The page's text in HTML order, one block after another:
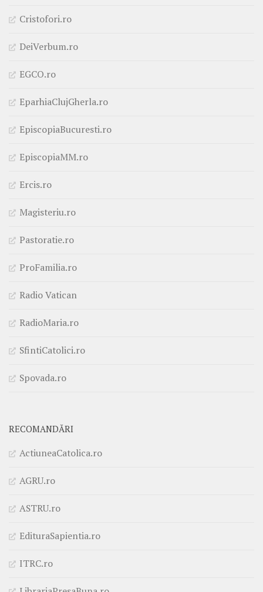
Cristofori.ro
DeiVerbum.ro
EGCO.ro
EparhiaClujGherla.ro
EpiscopiaBucuresti.ro
EpiscopiaMM.ro
Ercis.ro
Magisteriu.ro
Pastoratie.ro
ProFamilia.ro
Radio Vatican
RadioMaria.ro
SfintiCatolici.ro
Spovada.ro
RECOMANDĂRI
ActiuneaCatolica.ro
AGRU.ro
ASTRU.ro
EdituraSapientia.ro
ITRC.ro